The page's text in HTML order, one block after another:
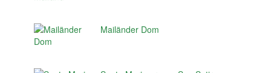
Mailänder Dom